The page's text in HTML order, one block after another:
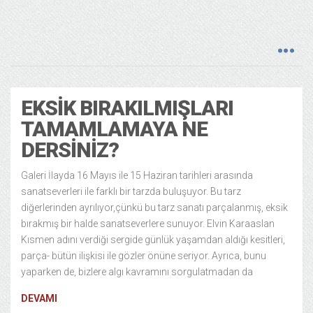
EKSIK BIRAKILMIŞLARI
TAMAMLAMAYA NE
DERSINIZ?
Galeri İlayda 16 Mayıs ile 15 Haziran tarihleri arasında
sanatseverleri ile farklı bir tarzda buluşuyor. Bu tarz
diğerlerinden ayrılıyor,çünkü bu tarz sanatı parçalanmış, eksik
bırakmış bir halde sanatseverlere sunuyor. Elvin Karaaslan
Kısmen adını verdiği sergide günlük yaşamdan aldığı kesitleri,
parça- bütün ilişkisi ile gözler önüne seriyor. Ayrıca, bunu
yaparken de, bizlere algı kavramını sorgulatmadan da
DEVAMI